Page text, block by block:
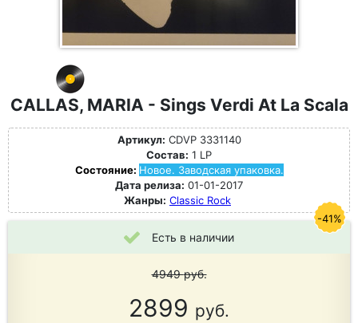
CALLAS, MARIA - Sings Verdi At La Scala
Артикул: CDVP 3331140
Состав: 1 LP
Состояние: Новое. Заводская упаковка.
Дата релиза: 01-01-2017
Жанры: Classic Rock
Есть в наличии
4949руб.
2899 руб.
-41%